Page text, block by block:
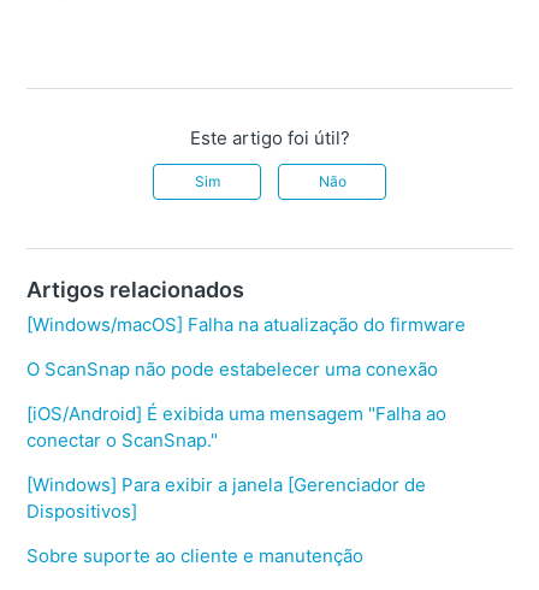
Este artigo foi útil?
Sim Não
Artigos relacionados
[Windows/macOS] Falha na atualização do firmware
O ScanSnap não pode estabelecer uma conexão
[iOS/Android] É exibida uma mensagem "Falha ao
conectar o ScanSnap."
[Windows] Para exibir a janela [Gerenciador de
Dispositivos]
Sobre suporte ao cliente e manutenção